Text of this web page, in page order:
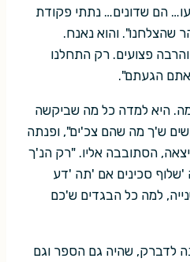
הם שדונים… נתתי פקודת
שהצלחנו". והוא נאנח.
פצועים. רק התחלנו
הגעתם".
היא למדה כל מה שביקשה
ש'ך מה שהם צכ'ים", ופנתה
הסתובבה אליו. "רק הנ'ך
'שלוף סכינים אם 'תה 'דע
למה כל הבגדים ש'כם
לדברק, שהיה גם הספר וגם